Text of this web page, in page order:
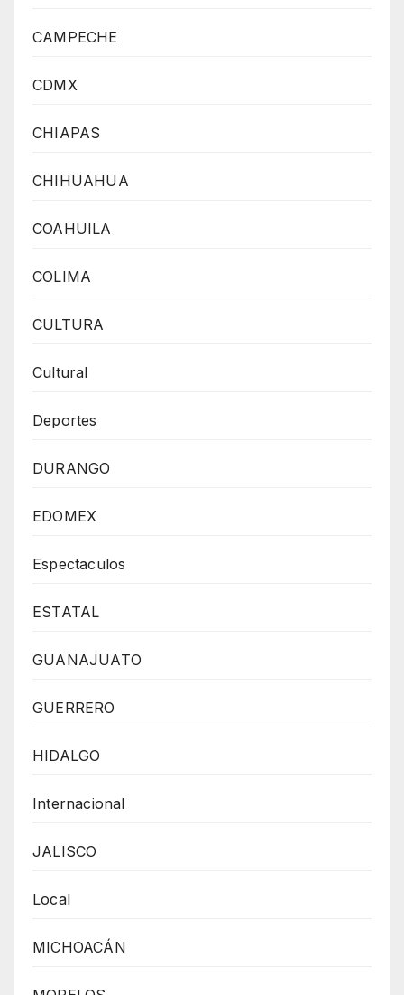
CAMPECHE
CDMX
CHIAPAS
CHIHUAHUA
COAHUILA
COLIMA
CULTURA
Cultural
Deportes
DURANGO
EDOMEX
Espectaculos
ESTATAL
GUANAJUATO
GUERRERO
HIDALGO
Internacional
JALISCO
Local
MICHOACÁN